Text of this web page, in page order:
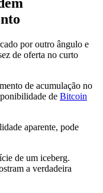
por outro ângulo e
de oferta no curto
de acumulação no
de Bitcoin
aparente, pode
de um iceberg.
a verdadeira